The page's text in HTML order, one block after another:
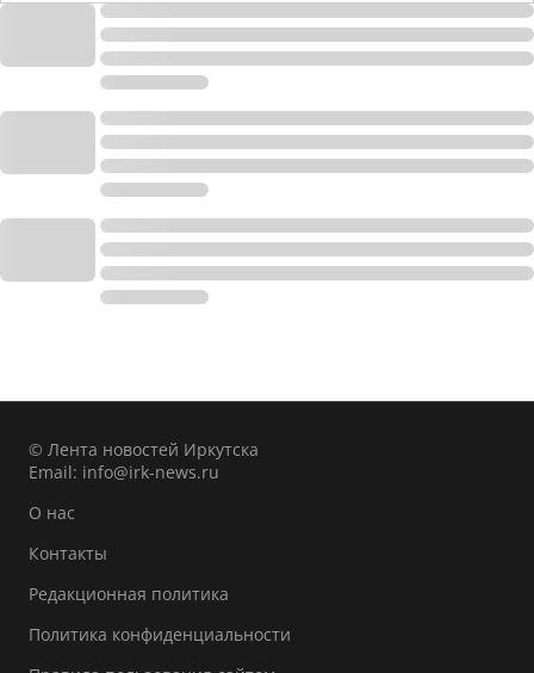
© Лента новостей Иркутска
Email: info@irk-news.ru
О нас
Контакты
Редакционная политика
Политика конфиденциальности